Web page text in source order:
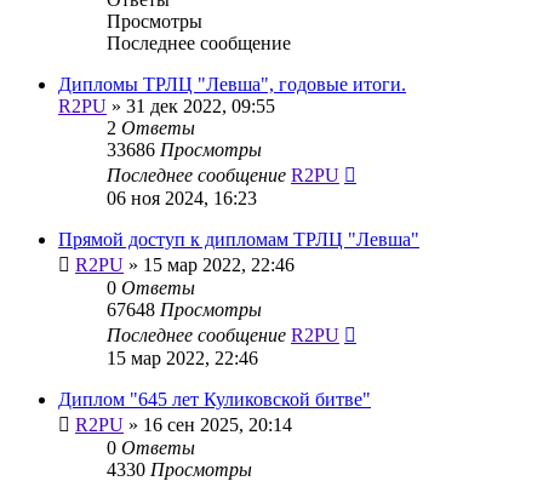
Просмотры
Последнее сообщение
Дипломы ТРЛЦ "Левша", годовые итоги.
R2PU » 31 дек 2022, 09:55
2 Ответы
33686 Просмотры
Последнее сообщение R2PU
06 ноя 2024, 16:23
Прямой доступ к дипломам ТРЛЦ "Левша"
R2PU » 15 мар 2022, 22:46
0 Ответы
67648 Просмотры
Последнее сообщение R2PU
15 мар 2022, 22:46
Диплом "645 лет Куликовской битве"
R2PU » 16 сен 2025, 20:14
0 Ответы
4330 Просмотры